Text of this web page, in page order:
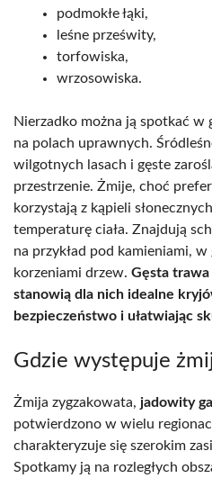
podmokłe łąki,
leśne prześwity,
torfowiska,
wrzosowiska.
Nierzadko można ją spotkać w
na polach uprawnych.
wilgotnych lasach i gęste
przestrzenie. Żmije, choć
korzystają z kąpieli
temperaturę ciała. Znajdują
na przykład pod kamieniami,
korzeniami drzew. Gęsta
stanowią dla nich idealne
bezpieczeństwo i ułatwiając
Gdzie występuje
Żmija zygzakowata, jadowity
potwierdzono w wielu
charakteryzuje się szerokim
Spotkamy ją na rozległych